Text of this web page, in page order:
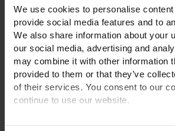
We use cookies to personalise
provide social media features and to
We also share information about your
our social media, advertising and
may combine it with other information
provided to them or that they’ve
of their services. You consent to our
continue to use our website.
PRIVACY POLICY